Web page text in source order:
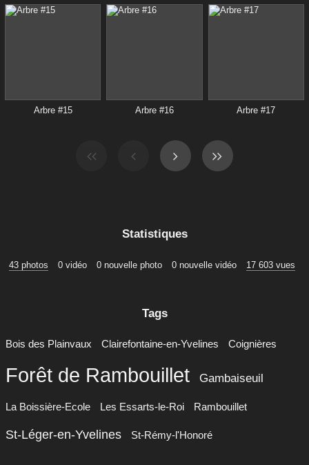
Arbre #15 Arbre #16 Arbre #17
Statistiques
43 photos 0 vidéo 0 nouvelle photo 0 nouvelle vidéo 17 603 vues
Tags
Bois des Plainvaux Clairefontaine-en-Yvelines Coignières
Forêt de Rambouillet Gambaiseuil
La Boissière-Ecole Les Essarts-le-Roi Rambouillet
St-Léger-en-Yvelines St-Rémy-l'Honoré